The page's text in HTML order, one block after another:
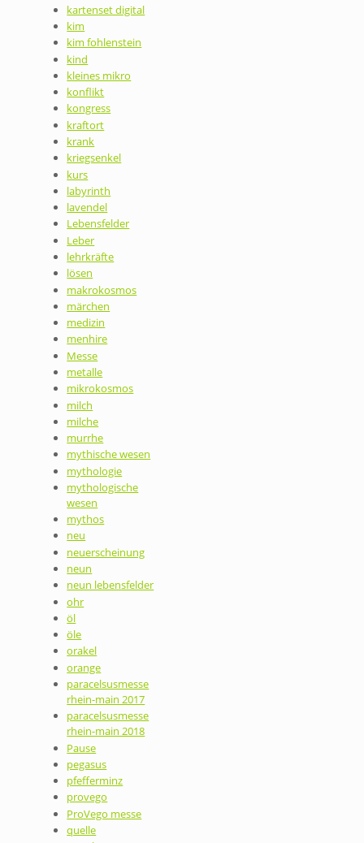
kartenset digital
kim
kim fohlenstein
kind
kleines mikro
konflikt
kongress
kraftort
krank
kriegsenkel
kurs
labyrinth
lavendel
Lebensfelder
Leber
lehrkräfte
lösen
makrokosmos
märchen
medizin
menhire
Messe
metalle
mikrokosmos
milch
milche
murrhe
mythische wesen
mythologie
mythologische
wesen
mythos
neu
neuerscheinung
neun
neun lebensfelder
ohr
öl
öle
orakel
orange
paracelsusmesse
rhein-main 2017
paracelsusmesse
rhein-main 2018
Pause
pegasus
pfefferminz
provego
ProVego messe
quelle